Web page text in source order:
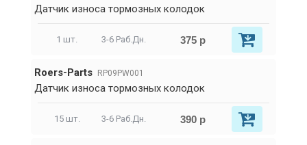
Датчик износа тормозных колодок
1 шт. 3-6 Раб.Дн. 375 р
Roers-Parts RP09PW001
Датчик износа тормозных колодок
15 шт. 3-6 Раб.Дн. 390 р